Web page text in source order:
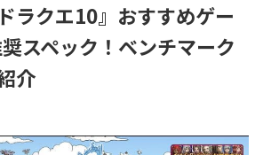
ラクエ10』おすすめゲー
スペック！ベンチマーク
介